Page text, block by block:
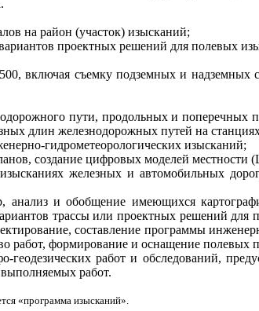
на район (участок) изысканий;
проектных решений для полевых
включая съемку подземных и
пути, продольных и
длин железнодорожных путей на
гидрометеорологических изысканий;
создание цифровых моделей
железных и автомобильных
и обобщение имеющихся
трассы или проектных решений
составление программы
работ, формирование и оснащение полевых
работ и обследований,
выполняемых работ.
«программа изысканий».